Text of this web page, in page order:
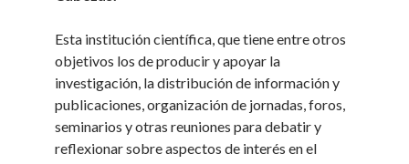
Esta institución científica, que tiene entre otros
objetivos los de producir y apoyar la
investigación, la distribución de información y
publicaciones, organización de jornadas, foros,
seminarios y otras reuniones para debatir y
reflexionar sobre aspectos de interés en el